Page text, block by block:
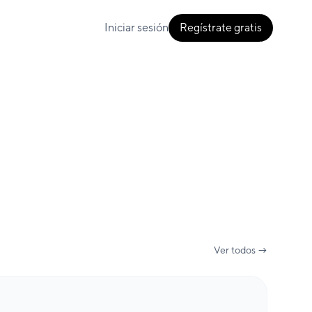
Iniciar sesión Regístrate gratis
Ver todos →